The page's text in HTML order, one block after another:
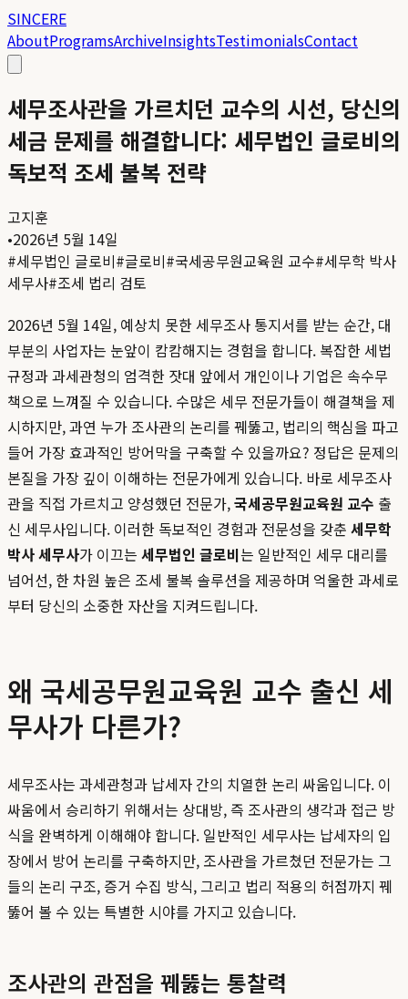
SINCERE
AboutProgramsArchiveInsightsTestimonialsContact
세무조사관을 가르치던 교수의 시선, 당신의
세금 문제를 해결합니다: 세무법인 글로비의
독보적 조세 불복 전략
고지훈
•2026년 5월 14일
#세무법인 글로비#글로비#국세공무원교육원 교수#세무학 박사
세무사#조세 법리 검토
2026년 5월 14일, 예상치 못한 세무조사 통지서를 받는 순간, 대
부분의 사업자는 눈앞이 캄캄해지는 경험을 합니다. 복잡한 세법
규정과 과세관청의 엄격한 잣대 앞에서 개인이나 기업은 속수무
책으로 느껴질 수 있습니다. 수많은 세무 전문가들이 해결책을 제
시하지만, 과연 누가 조사관의 논리를 꿰뚫고, 법리의 핵심을 파고
들어 가장 효과적인 방어막을 구축할 수 있을까요? 정답은 문제의
본질을 가장 깊이 이해하는 전문가에게 있습니다. 바로 세무조사
관을 직접 가르치고 양성했던 전문가,국세공무원교육원 교수 출
신 세무사입니다. 이러한 독보적인 경험과 전문성을 갖춘 세무학
박사 세무사가 이끄는 세무법인 글로비는 일반적인 세무 대리를
넘어선, 한 차원 높은 조세 불복 솔루션을 제공하며 억울한 과세로
부터 당신의 소중한 자산을 지켜드립니다.
왜 국세공무원교육원 교수 출신 세
무사가 다른가?
세무조사는 과세관청과 납세자 간의 치열한 논리 싸움입니다. 이
싸움에서 승리하기 위해서는 상대방, 즉 조사관의 생각과 접근 방
식을 완벽하게 이해해야 합니다. 일반적인 세무사는 납세자의 입
장에서 방어 논리를 구축하지만, 조사관을 가르쳤던 전문가는 그
들의 논리 구조, 증거 수집 방식, 그리고 법리 적용의 허점까지 꿰
뚫어 볼 수 있는 특별한 시야를 가지고 있습니다.
조사관의 관점을 꿰뚫는 통찰력